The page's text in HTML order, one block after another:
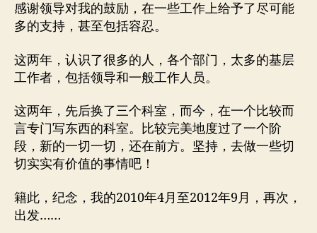
感谢领导对我的鼓励，在一些工作上给予了尽可能
多的支持，甚至包括容忍。
这两年，认识了很多的人，各个部门，太多的基层
工作者，包括领导和一般工作人员。
这两年，先后换了三个科室，而今，在一个比较而
言专门写东西的科室。比较完美地度过了一个阶
段，新的一切一切，还在前方。坚持，去做一些切
切实实有价值的事情吧！
籍此，纪念，我的2010年4月至2012年9月，再次，
出发……